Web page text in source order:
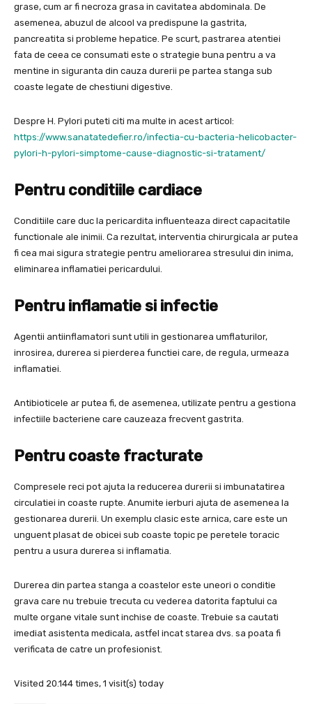
grase, cum ar fi necroza grasa in cavitatea abdominala. De
asemenea, abuzul de alcool va predispune la gastrita,
pancreatita si probleme hepatice. Pe scurt, pastrarea atentiei
fata de ceea ce consumati este o strategie buna pentru a va
mentine in siguranta din cauza durerii pe partea stanga sub
coaste legate de chestiuni digestive.
Despre H. Pylori puteti citi ma multe in acest articol:
https://www.sanatatedefier.ro/infectia-cu-bacteria-helicobacter-
pylori-h-pylori-simptome-cause-diagnostic-si-tratament/
Pentru conditiile cardiace
Conditiile care duc la pericardita influenteaza direct capacitatile
functionale ale inimii. Ca rezultat, interventia chirurgicala ar putea
fi cea mai sigura strategie pentru ameliorarea stresului din inima,
eliminarea inflamatiei pericardului.
Pentru inflamatie si infectie
Agentii antiinflamatori sunt utili in gestionarea umflaturilor,
inrosirea, durerea si pierderea functiei care, de regula, urmeaza
inflamatiei.
Antibioticele ar putea fi, de asemenea, utilizate pentru a gestiona
infectiile bacteriene care cauzeaza frecvent gastrita.
Pentru coaste fracturate
Compresele reci pot ajuta la reducerea durerii si imbunatatirea
circulatiei in coaste rupte. Anumite ierburi ajuta de asemenea la
gestionarea durerii. Un exemplu clasic este arnica, care este un
unguent plasat de obicei sub coaste topic pe peretele toracic
pentru a usura durerea si inflamatia.
Durerea din partea stanga a coastelor este uneori o conditie
grava care nu trebuie trecuta cu vederea datorita faptului ca
multe organe vitale sunt inchise de coaste. Trebuie sa cautati
imediat asistenta medicala, astfel incat starea dvs. sa poata fi
verificata de catre un profesionist.
Visited 20.144 times, 1 visit(s) today